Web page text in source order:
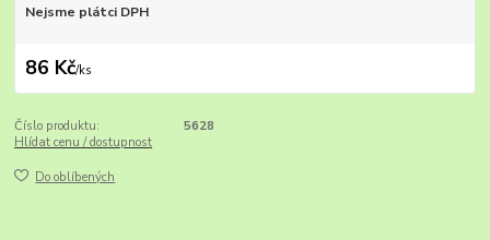
Nejsme plátci DPH
86 Kč/ks
Číslo produktu:
5628
Hlídat cenu / dostupnost
Do oblíbených